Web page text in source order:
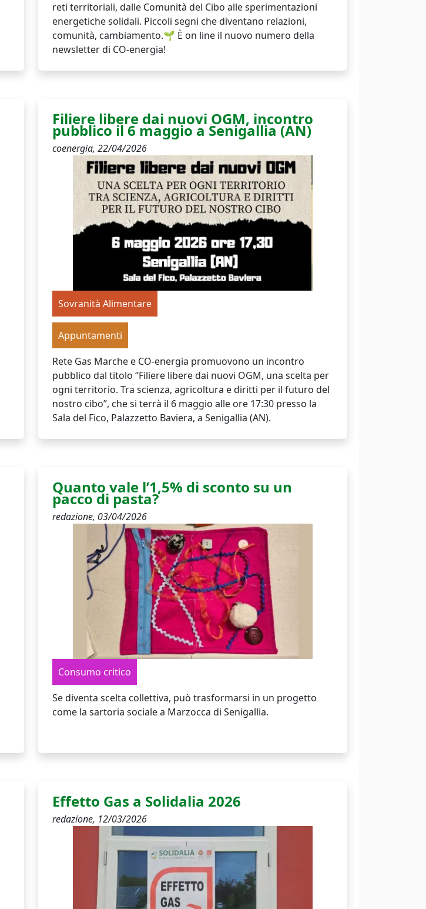
reti territoriali, dalle Comunità del Cibo alle sperimentazioni
energetiche solidali. Piccoli segni che diventano relazioni,
comunità, cambiamento.🌱 È on line il nuovo numero della
newsletter di CO-energia!
Filiere libere dai nuovi OGM, incontro
pubblico il 6 maggio a Senigallia (AN)
coenergia, 22/04/2026
Sovranità Alimentare
Appuntamenti
Rete Gas Marche e CO-energia promuovono un incontro
pubblico dal titolo “Filiere libere dai nuovi OGM, una scelta per
ogni territorio. Tra scienza, agricoltura e diritti per il futuro del
nostro cibo”, che si terrà il 6 maggio alle ore 17:30 presso la
Sala del Fico, Palazzetto Baviera, a Senigallia (AN).
Quanto vale l’1,5% di sconto su un
pacco di pasta?
redazione, 03/04/2026
Consumo critico
Se diventa scelta collettiva, può trasformarsi in un progetto
come la sartoria sociale a Marzocca di Senigallia.
Effetto Gas a Solidalia 2026
redazione, 12/03/2026